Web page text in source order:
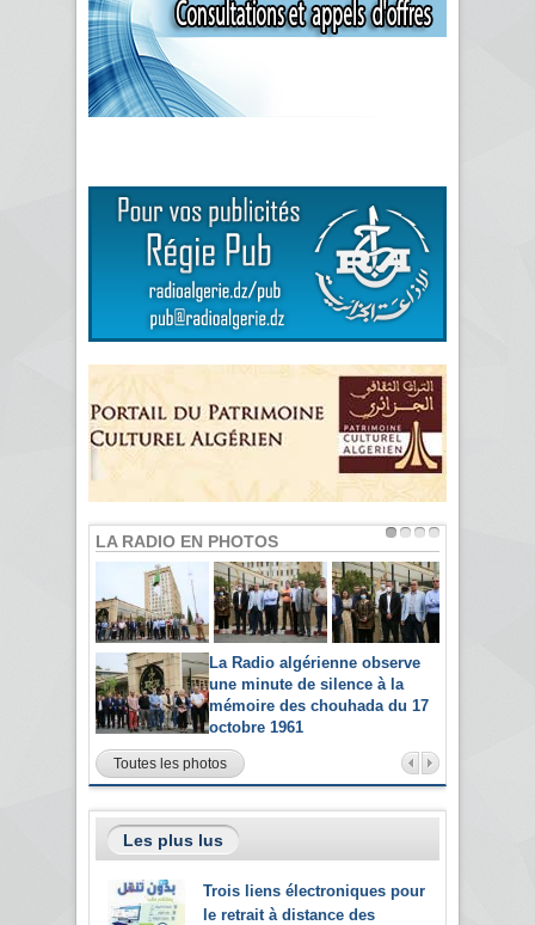
LA RADIO EN PHOTOS
La Radio algérienne observe
une minute de silence à la
mémoire des chouhada du 17
octobre 1961
Toutes les photos
Les plus lus
Trois liens électroniques pour
le retrait à distance des